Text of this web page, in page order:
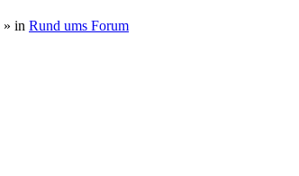
» in Rund ums Forum